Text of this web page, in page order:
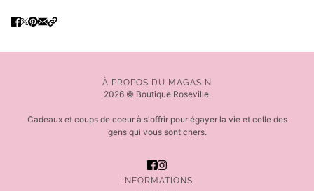
À PROPOS DU MAGASIN
2026 © Boutique Roseville.
Cadeaux et coups de coeur à s'offrir pour égayer la vie et celle des
gens qui vous sont chers.
INFORMATIONS